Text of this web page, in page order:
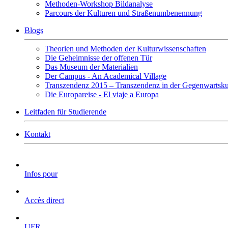
Methoden-Workshop Bildanalyse
Parcours der Kulturen und Straßenumbenennung
Blogs
Theorien und Methoden der Kulturwissenschaften
Die Geheimnisse der offenen Tür
Das Museum der Materialien
Der Campus - An Academical Village
Transzendenz 2015 – Transzendenz in der
Die Europareise - El viaje a Europa
Leitfaden für Studierende
Kontakt
Infos pour
Accès direct